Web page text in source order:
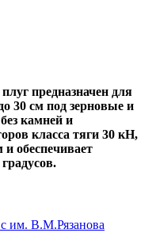
предназначен для
30 см под зерновые и
камней и
класса тяги 30 кН,
обеспечивает
им. В.М.Рязанова